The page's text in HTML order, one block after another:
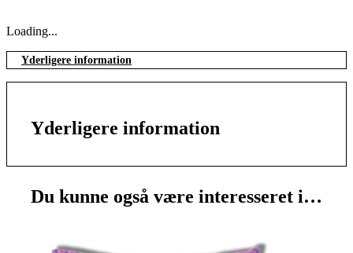
Loading...
Yderligere information
Yderligere information
Du kunne også være interesseret i…